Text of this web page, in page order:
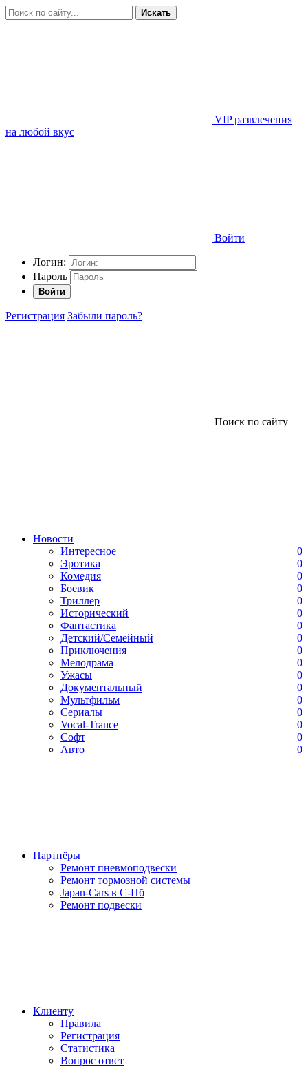
Искать
VIP развлечения
на любой вкус
Войти
Логин:
Пароль
Войти
Регистрация Забыли пароль?
Поиск по сайту
Новости
Интересное
0
Эротика
0
Комедия
0
Боевик
0
Триллер
0
Исторический
0
Фантастика
0
Детский/Семейный
0
Приключения
0
Мелодрама
0
Ужасы
0
Документальный
0
Мультфильм
0
Сериалы
0
Vocal-Trance
0
Софт
0
Авто
0
Партнёры
Ремонт пневмоподвески
Ремонт тормозной системы
Japan-Cars в С-Пб
Ремонт подвески
Клиенту
Правила
Регистрация
Статистика
Вопрос ответ